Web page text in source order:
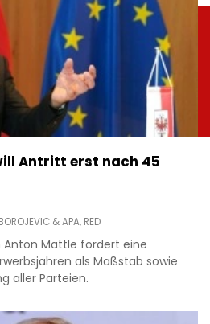
Antritt erst nach 45
& APA, RED
Anton Mattle fordert eine
als Maßstab sowie
aller Parteien.